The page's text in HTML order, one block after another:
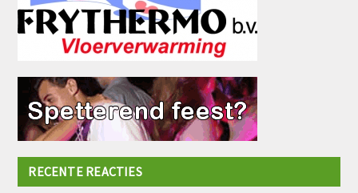
RECENTE REACTIES